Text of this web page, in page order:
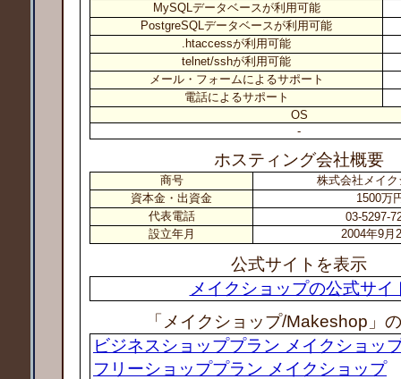
MySQLデータベースが利用可能
PostgreSQLデータベースが利用可能
.htaccessが利用可能
telnet/sshが利用可能
メール・フォームによるサポート
電話によるサポート
OS
-
ホスティング会社概要
商号
株式会社メイク
資本金・出資金
1500万
代表電話
03-5297-
設立年月
2004年9月
公式サイトを表示
メイクショップの公式サイ
「メイクショップ/Makeshop」
ビジネスショッププラン メイクショッ
フリーショッププラン メイクショップ